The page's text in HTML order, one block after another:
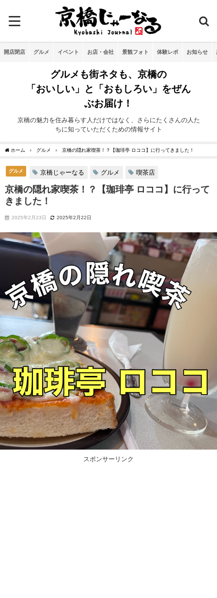
開店閉店 グルメ イベント お店・会社 景観フォト 体験レポ お知らせ
グルメも街ネタも、京橋の
「おいしい」と「おもしろい」をぜん
ぶお届け！
京橋の魅力を住み暮らす人だけではなく、さらにたくさんの人た
ちに知っていただくための情報サイト
ホーム グルメ 京橋の隠れ家喫茶！？【珈琲亭 ロココ】に行ってきました！
グルメ 京橋じゃーなる グルメ 喫茶店
京橋の隠れ家喫茶！？【珈琲亭 ロココ】に行って
きました！
2025年2月23日 2025年2月22日
スポンサーリンク